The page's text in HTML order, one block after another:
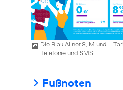
Die Blau Allnet S, M und L-
Telefonie und SMS.
Fußnoten